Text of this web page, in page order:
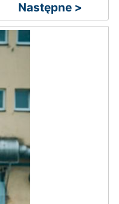
Następne >